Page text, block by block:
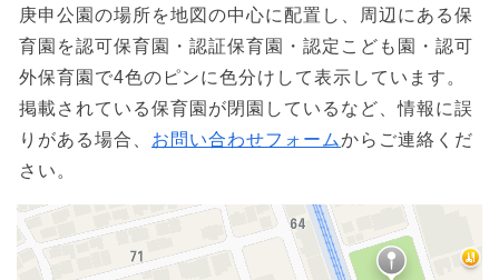
庚申公園の場所を地図の中心に配置し、周辺にある保
育園を認可保育園・認証保育園・認定こども園・認可
外保育園で4色のピンに色分けして表示しています。
掲載されている保育園が閉園しているなど、情報に誤
りがある場合、 お問い合わせフォームからご連絡くだ
さい。